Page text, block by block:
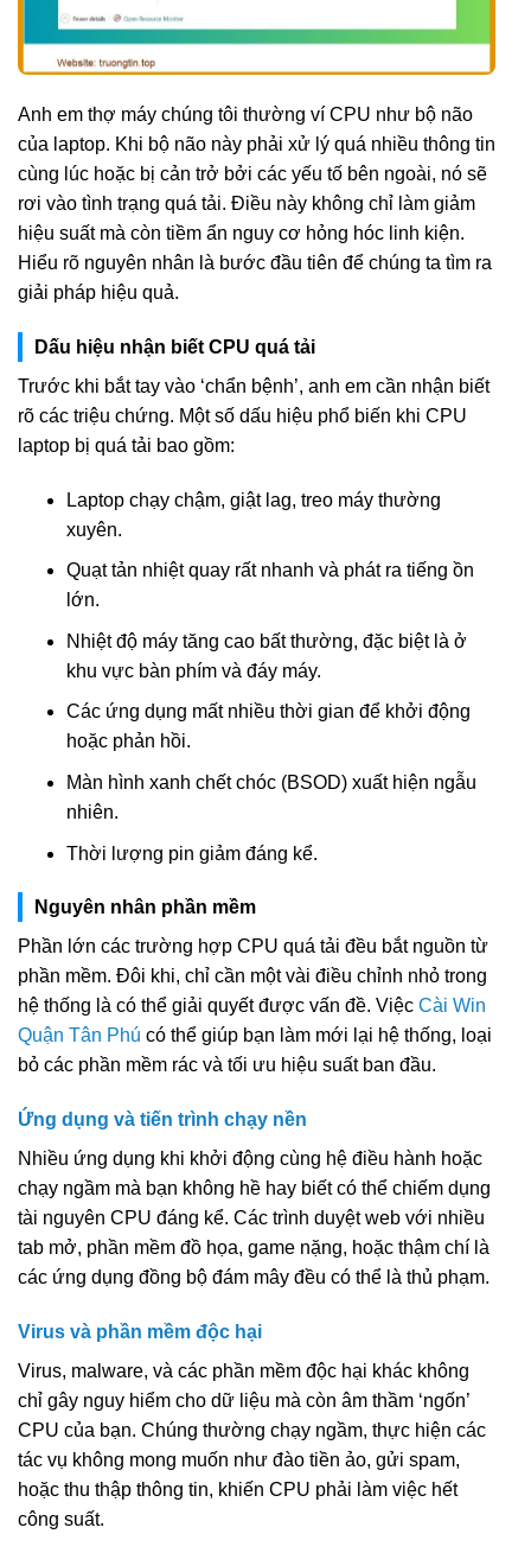
Anh em thợ máy chúng tôi thường ví CPU như bộ não
của laptop. Khi bộ não này phải xử lý quá nhiều thông tin
cùng lúc hoặc bị cản trở bởi các yếu tố bên ngoài, nó sẽ
rơi vào tình trạng quá tải. Điều này không chỉ làm giảm
hiệu suất mà còn tiềm ẩn nguy cơ hỏng hóc linh kiện.
Hiểu rõ nguyên nhân là bước đầu tiên để chúng ta tìm ra
giải pháp hiệu quả.
Dấu hiệu nhận biết CPU quá tải
Trước khi bắt tay vào ‘chẩn bệnh’, anh em cần nhận biết
rõ các triệu chứng. Một số dấu hiệu phổ biến khi CPU
laptop bị quá tải bao gồm:
Laptop chạy chậm, giật lag, treo máy thường
xuyên.
Quạt tản nhiệt quay rất nhanh và phát ra tiếng ồn
lớn.
Nhiệt độ máy tăng cao bất thường, đặc biệt là ở
khu vực bàn phím và đáy máy.
Các ứng dụng mất nhiều thời gian để khởi động
hoặc phản hồi.
Màn hình xanh chết chóc (BSOD) xuất hiện ngẫu
nhiên.
Thời lượng pin giảm đáng kể.
Nguyên nhân phần mềm
Phần lớn các trường hợp CPU quá tải đều bắt nguồn từ
phần mềm. Đôi khi, chỉ cần một vài điều chỉnh nhỏ trong
hệ thống là có thể giải quyết được vấn đề. Việc Cài Win
Quận Tân Phú có thể giúp bạn làm mới lại hệ thống, loại
bỏ các phần mềm rác và tối ưu hiệu suất ban đầu.
Ứng dụng và tiến trình chạy nền
Nhiều ứng dụng khi khởi động cùng hệ điều hành hoặc
chạy ngầm mà bạn không hề hay biết có thể chiếm dụng
tài nguyên CPU đáng kể. Các trình duyệt web với nhiều
tab mở, phần mềm đồ họa, game nặng, hoặc thậm chí là
các ứng dụng đồng bộ đám mây đều có thể là thủ phạm.
Virus và phần mềm độc hại
Virus, malware, và các phần mềm độc hại khác không
chỉ gây nguy hiểm cho dữ liệu mà còn âm thầm ‘ngốn’
CPU của bạn. Chúng thường chạy ngầm, thực hiện các
tác vụ không mong muốn như đào tiền ảo, gửi spam,
hoặc thu thập thông tin, khiến CPU phải làm việc hết
công suất.